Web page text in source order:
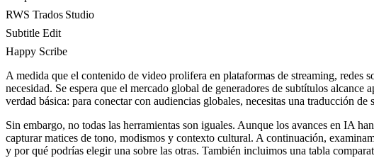
RWS Trados Studio
Subtitle Edit
Happy Scribe
A medida que el contenido de video prolifera en plataformas de streaming, redes
necesidad. Se espera que el mercado global de generadores de subtítulos
verdad básica: para conectar con audiencias globales, necesitas una traducción de
Sin embargo, no todas las herramientas son iguales. Aunque los avances en IA
capturar matices de tono, modismos y contexto cultural. A continuación,
y por qué podrías elegir una sobre las otras. También incluimos una tabla